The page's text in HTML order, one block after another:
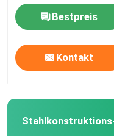
Zu Hause
Bestpreis
Kontakt